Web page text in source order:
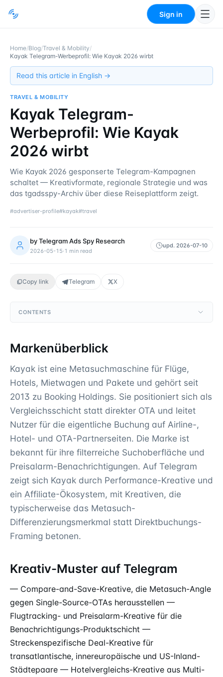
Sign in
Home/Blog/Travel & Mobility/
Kayak Telegram-Werbeprofil: Wie Kayak 2026 wirbt
Read this article in English →
TRAVEL & MOBILITY
Kayak Telegram-
Werbeprofil: Wie Kayak
2026 wirbt
Wie Kayak 2026 gesponserte Telegram-Kampagnen
schaltet — Kreativformate, regionale Strategie und was
das tgadsspy-Archiv über diese Reiseplattform zeigt.
#advertiser-profile#kayak#travel
byTelegram Ads Spy Research
2026-05-15·1 min read
upd. 2026-07-10
Copy link Telegram X
CONTENTS
Markenüberblick
Kayak ist eine Metasuchmaschine für Flüge,
Hotels, Mietwagen und Pakete und gehört seit
2013 zu Booking Holdings. Sie positioniert sich als
Vergleichsschicht statt direkter OTA und leitet
Nutzer für die eigentliche Buchung auf Airline-,
Hotel- und OTA-Partnerseiten. Die Marke ist
bekannt für ihre filterreiche Suchoberfläche und
Preisalarm-Benachrichtigungen. Auf Telegram
zeigt sich Kayak durch Performance-Kreative und
ein Affiliate-Ökosystem, mit Kreativen, die
typischerweise das Metasuch-
Differenzierungsmerkmal statt Direktbuchungs-
Framing betonen.
Kreativ-Muster auf Telegram
— Compare-and-Save-Kreative, die Metasuch-Angle
gegen Single-Source-OTAs herausstellen —
Flugtracking- und Preisalarm-Kreative für die
Benachrichtigungs-Produktschicht —
Streckenspezifische Deal-Kreative für
transatlantische, innereuropäische und US-Inland-
Städtepaare — Hotelvergleichs-Kreative aus Multi-